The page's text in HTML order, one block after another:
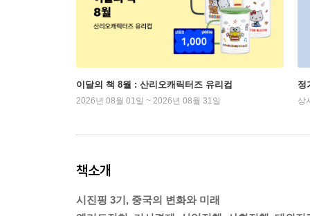
이달의 책 8월 : 산리오캐릭터즈 유리컵
2026년 08월 01일 ~ 2026년 08월 31일
정
상
책소개
시진핑 3기, 중국의 변화와 미래